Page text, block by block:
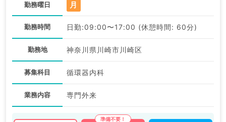
勤務曜日 月
勤務時間 日勤:09:00〜17:00 (休憩時間: 60分)
勤務地 神奈川県川崎市川崎区
募集科目 循環器内科
業務内容 専門外来